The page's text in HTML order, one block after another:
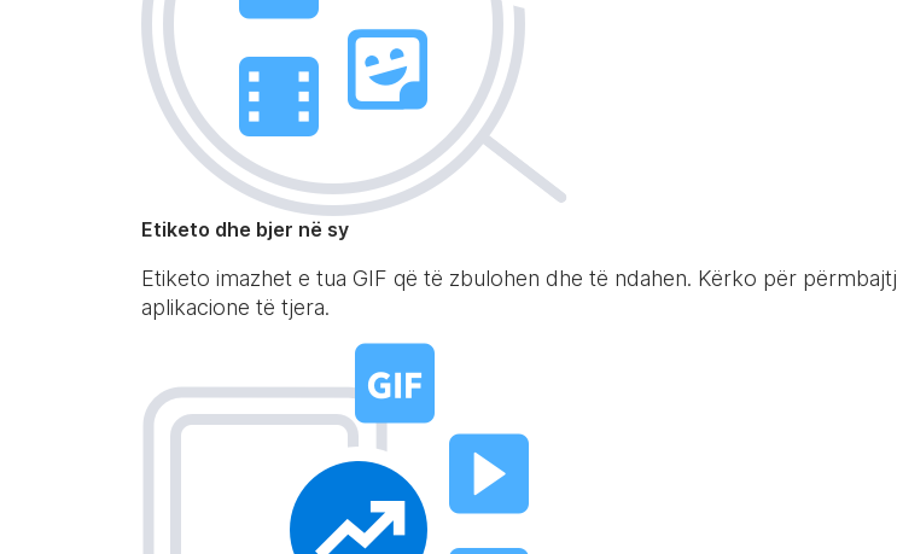
Etiketo dhe bjer në sy
Etiketo imazhet e tua GIF që të zbulohen dhe të ndahen. Kërko për
aplikacione të tjera.